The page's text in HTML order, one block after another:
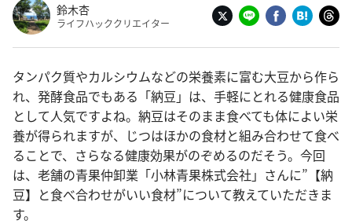
鈴木杏
ライフハッククリエイター
タンパク質やカルシウムなどの栄養素に富む大豆から作ら
れ、発酵食品でもある「納豆」は、手軽にとれる健康食品
として人気ですよね。納豆はそのまま食べても体によい栄
養が得られますが、じつはほかの食材と組み合わせて食べ
ることで、さらなる健康効果がのぞめるのだそう。今回
は、老舗の青果仲卸業「小林青果株式会社」さんに”【納
豆】と食べ合わせがいい食材”について教えていただきま
す。